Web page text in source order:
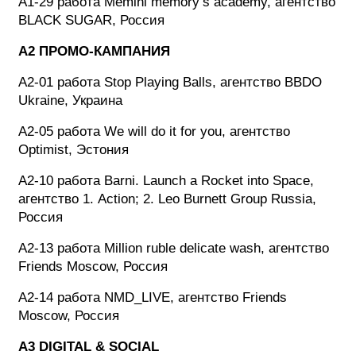
BLACK SUGAR, Россия
A2 ПРОМО-КАМПАНИЯ
A2-01 работа Stop Playing Balls, агентство BBDO
Ukraine, Украина
A2-05 работа We will do it for you, агентство
Optimist, Эстония
A2-10 работа Barni. Launch a Rocket into Space,
агентство 1. Action; 2. Leo Burnett Group Russia,
Россия
A2-13 работа Million ruble delicate wash, агентство
Friends Moscow, Россия
A2-14 работа NMD_LIVE, агентство Friends
Moscow, Россия
A3 DIGITAL & SOCIAL